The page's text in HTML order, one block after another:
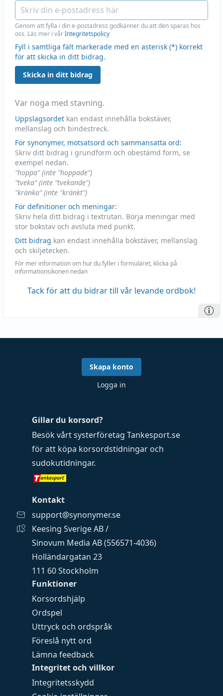
Genom att fylla i din e-postadress godkänner du att den sparas hos
oss. Läs mer i vårIntegritetspolicy
Fyll i samtliga fält markerade med en asterisk (*) korrekt
för att skicka in ditt bidrag.
Skicka in ditt bidrag
Var noga med stavning.
Uppslagsordet kan endast innehålla bokstäver,
mellanslag och bindestreck.
För synonymer, motsatsord och sammansatta ord:
Skriv ditt bidrag i grundform och obestämd form, se
exempel nedan.
"hoppa" (inte "hoppade")
"tveka" (inte "tvekande")
"kränka" (inte "kränkt")
För definitioner och meningar:
Skriv hela ditt bidrag i textrutan. Börja meningar med
stor bokstav och avsluta med punkt.
Ditt bidrag kan endast innehålla bokstäver, mellanslag
och skiljetecken.
För mer information om hur du fyller i formuläret, klicka på
informationsikonen nedan
Tack för att du bidrar till vår levande ordbok!
Funktioner
Korsordshjälp
Ordspel
Uttryck och ordspråk
Föreslå nytt ord
Lämna feedback
Integritet och villkor
Integritetsskydd
Gillar du korsord?
Besök vårt systerföretag Tankesport.se
för att köpa korsordstidningar och
sudokutidningar.
Kontakt
support@synonymer.se
Keesing Sverige AB /
Sinovum Media AB (556571-4036)
Holländargatan 23
111 60 Stockholm
Skapa konto
Logga in